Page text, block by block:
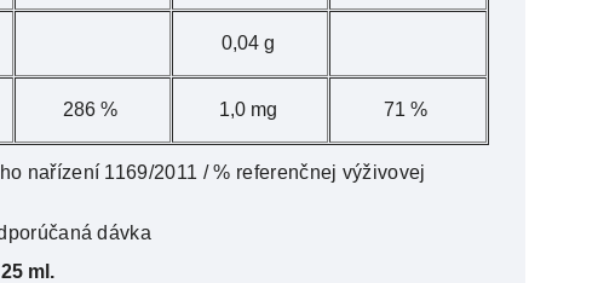
0,04 g
286 % 1,0 mg 71 %
nařízení 1169/2011 / % referenčnej výživovej
dávka
ml.